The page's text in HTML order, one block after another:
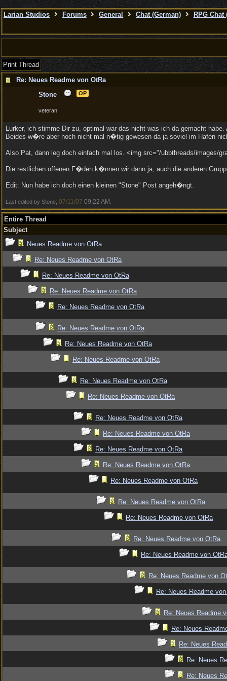
Larian Studios Forums General Chat (German) RPG Chat
Print Thread
Re: Neues Readme von OtRa
Stone
OP
veteran
Lurker, ich stimme Dir zu, optimal war das nicht was ich da gemacht
Beides w�re aber noch nicht mal n�tig gewesen da ja soviel im Hafen
Also Pat, dann leg doch einfach mal los. <img src="/ubbthreads/
Die restlichen offenen F�den k�nnen wir dann ja, auch die anderen
Edit: Nun habe ich doch einen kleinen "Stone" Post angeh�ngt.
Last edited by Stone; 07/11/07 09:22 AM
Entire Thread
Subject
Neues Readme von OtRa
Re: Neues Readme von OtRa
Re: Neues Readme von OtRa
Re: Neues Readme von OtRa
Re: Neues Readme von OtRa
Re: Neues Readme von OtRa
Re: Neues Readme von OtRa
Re: Neues Readme von OtRa
Re: Neues Readme von OtRa
Re: Neues Readme von OtRa
Re: Neues Readme von OtRa
Re: Neues Readme von OtRa
Re: Neues Readme von OtRa
Re: Neues Readme von OtRa
Re: Neues Readme von OtRa
Re: Neues Readme von OtRa
Re: Neues Readme von OtRa
Re: Neues Readme von OtRa
Re: Neues Readme von
Re: Neues Readme von
Re: Neues Readme
Re: Neues Readme
Re: Neues
Re: Neues
Re: Neues
Re: Neues